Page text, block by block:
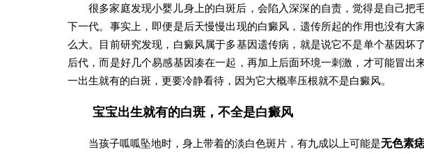
很多家庭发现小婴儿身上的白斑后，会陷入深深的自责，觉得是自己把
下一代。事实上，即便是后天慢慢出现的白癜风，遗传所起的作用也没有大
么大。目前研究发现，白癜风属于多基因遗传病，就是说它不是单个基因坏
后代，而是好几个易感基因凑在一起，再加上后面环境一刺激，才可能冒出
一出生就有的白斑，更要冷静看待，因为它大概率压根就不是白癜风。
宝宝出生就有的白斑，不全是白癜风
当孩子呱呱坠地时，身上带着的淡白色斑片，有九成以上可能是无色素